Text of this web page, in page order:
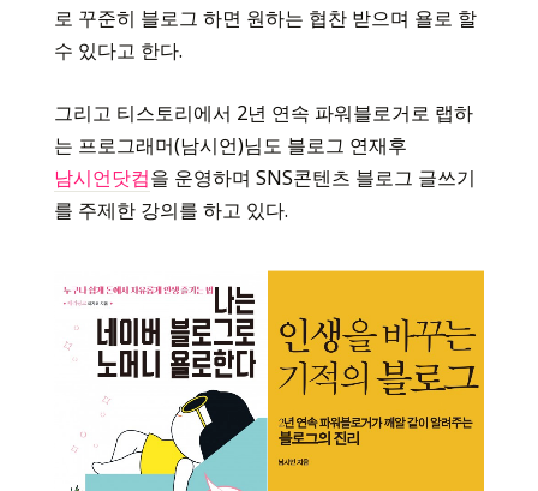
로 꾸준히 블로그 하면 원하는 협찬 받으며 욜로 할
수 있다고 한다.
그리고 티스토리에서 2년 연속 파워블로거로 랩하
는 프로그래머(남시언)님도 블로그 연재후
남시언닷컴을 운영하며 SNS콘텐츠 블로그 글쓰기
를 주제한 강의를 하고 있다.